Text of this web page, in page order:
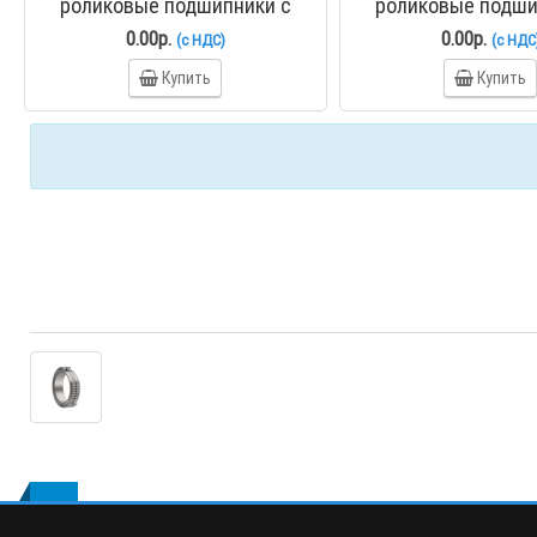
полным числом тел качения
NNS4856CV ZKL
0.00р. (с НДС)
Купить
полным числом
NNS4860CV
0.00р. (с
Купить